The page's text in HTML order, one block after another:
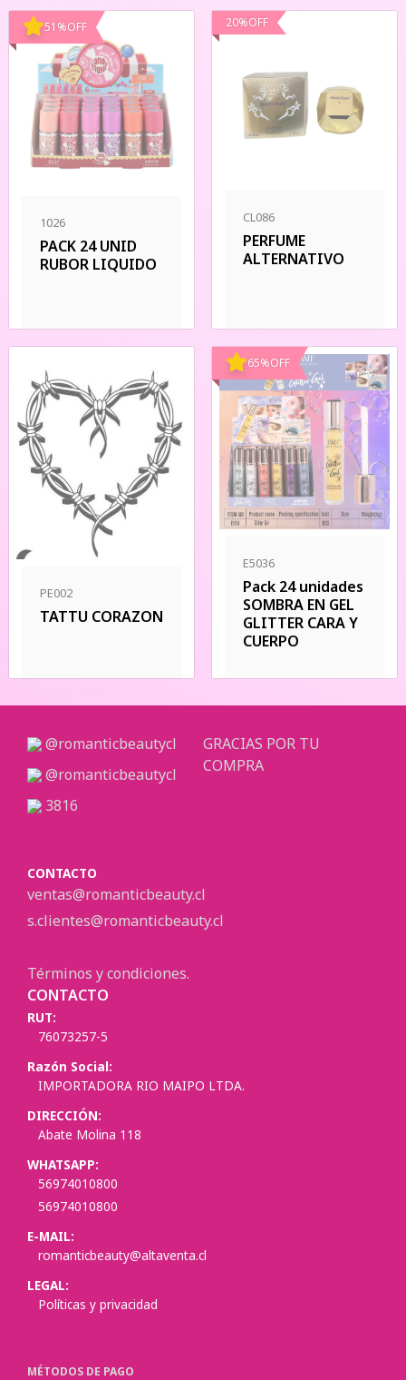
51 %OFF
1026
PACK 24 UNID
RUBOR LIQUIDO
20%OFF
CL086
PERFUME
ALTERNATIVO
PE002
TATTU CORAZON
65%OFF
E5036
Pack 24 unidades
SOMBRA EN GEL
GLITTER CARA Y
CUERPO
@romanticbeautycl
@romanticbeautycl
3816
CONTACTO
ventas@romanticbeauty.cl
s.clientes@romanticbeauty.cl
Términos y condiciones.
GRACIAS POR TU
COMPRA
CONTACTO
RUT:
76073257-5
Razón Social:
IMPORTADORA RIO MAIPO LTDA.
DIRECCIÓN:
Abate Molina 118
WHATSAPP:
56974010800
56974010800
E-MAIL:
romanticbeauty@altaventa.cl
LEGAL:
Políticas y privacidad
MÉTODOS DE PAGO